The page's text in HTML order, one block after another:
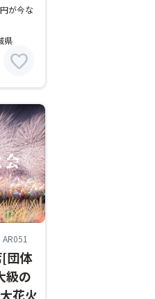
が今な
県
favorite
[団体
級の
花火